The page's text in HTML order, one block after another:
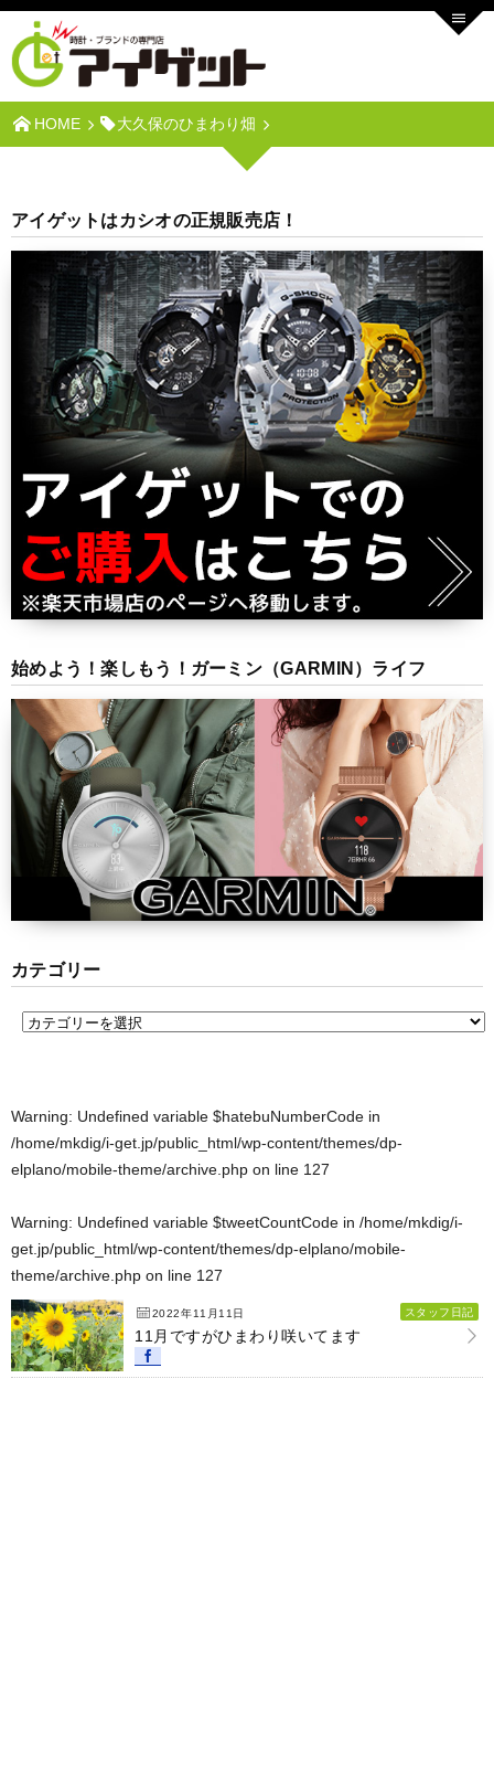
HOME 大久保のひまわり畑
アイゲットはカシオの正規販売店！
始めよう！楽しもう！ガーミン（GARMIN）ライフ
カテゴリー
Warning: Undefined variable $hatebuNumberCode in
/home/mkdig/i-get.jp/public_html/wp-content/themes/dp-
elplano/mobile-theme/archive.php on line 127
Warning: Undefined variable $tweetCountCode in /home/mkdig/i-
get.jp/public_html/wp-content/themes/dp-elplano/mobile-
theme/archive.php on line 127
2022年11月11日 スタッフ日記
11月ですがひまわり咲いてます